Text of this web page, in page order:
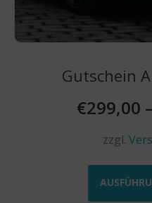
Gutschein
€299,00 –
zzgl.